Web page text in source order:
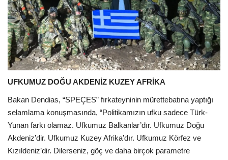
UFKUMUZ DOĞU AKDENİZ KUZEY AFRİKA
Bakan Dendias, “SPEÇES” fırkateyninin mürettebatına yaptığı
selamlama konuşmasında, “Politikamızın ufku sadece Türk-
Yunan farkı olamaz. Ufkumuz Balkanlar’dır. Ufkumuz Doğu
Akdeniz’dir. Ufkumuz Kuzey Afrika’dır. Ufkumuz Körfez ve
Kızıldeniz’dir. Dilerseniz, göç ve daha birçok parametre